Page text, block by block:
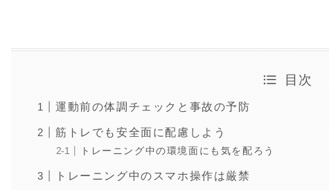
目次
運動前の体調チェックと事故の予防
筋トレでも安全面に配慮しよう
トレーニング中の環境面にも気を配ろう
トレーニング中のスマホ操作は厳禁